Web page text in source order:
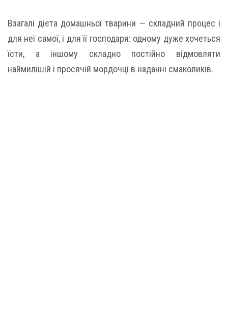
Взагалі дієта домашньої тварини — складний процес і
для неї самої, і для її господаря: одному дуже хочеться
їсти, а іншому складно постійно відмовляти
наймилішій і просячій мордочці в наданні смаколиків.